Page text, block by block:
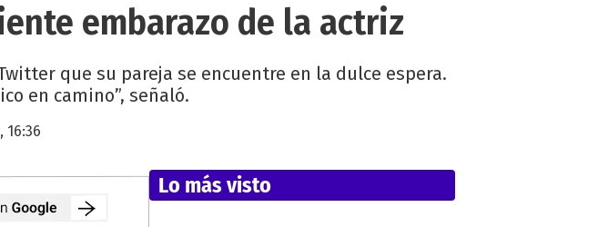
embarazo de la actriz
que su pareja se encuentre en la dulce espera.
en camino”, señaló.
16:36
Lo más visto